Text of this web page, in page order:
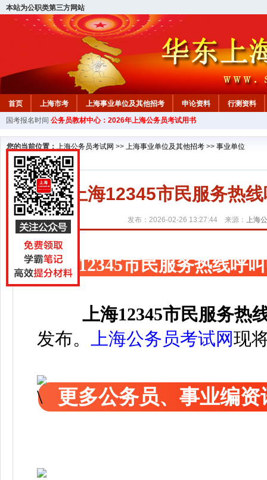
本站为公职类第三方网站
首页 上海市考 上海事业单位及其他招考 申论资料
行测资料
国考报名时间 公务员教材中心：2026年上海公务员考试用书
您的当前位置： 上海公务员考试网 >> 上海事业单位及其他招考 >> 事业单位
上海12345市民服务热
发布：2026-02-26 13:27:44 来源： 上海
上海12345市民服务热线呼
上海12345市民服务热
发布。 上海公务员考试网现
更多公务员、事业编资